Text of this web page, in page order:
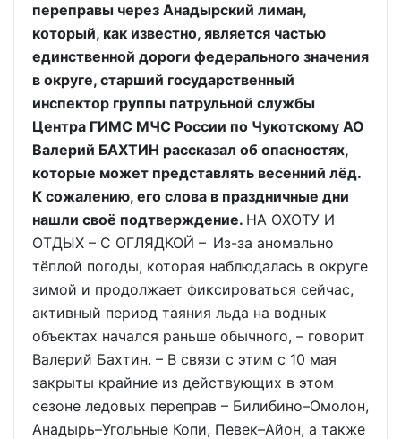
переправы через Анадырский лиман,
который, как известно, является частью
единственной дороги федерального значения
в округе, старший государственный
инспектор группы патрульной службы
Центра ГИМС МЧС России по Чукотскому АО
Валерий БАХТИН рассказал об опасностях,
которые может представлять весенний лёд.
К сожалению, его слова в праздничные дни
нашли своё подтверждение. НА ОХОТУ И
ОТДЫХ – С ОГЛЯДКОЙ – Из-за аномально
тёплой погоды, которая наблюдалась в округе
зимой и продолжает фиксироваться сейчас,
активный период таяния льда на водных
объектах начался раньше обычного, – говорит
Валерий Бахтин. – В связи с этим с 10 мая
закрыты крайние из действующих в этом
сезоне ледовых переправ – Билибино–Омолон,
Анадырь–Угольные Копи, Певек–Айон, а также